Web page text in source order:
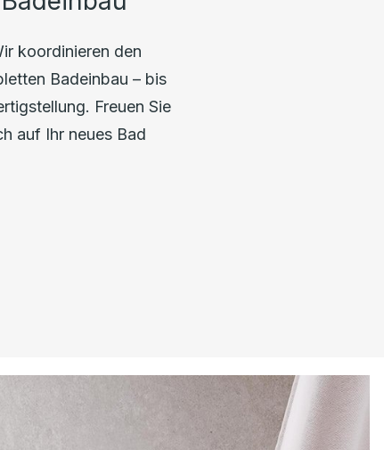
koordinieren den
Badeinbau – bis
Freuen Sie
auf Ihr neues Bad